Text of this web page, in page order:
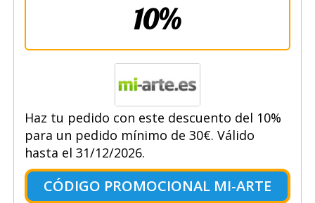
10%
Haz tu pedido con este descuento del 10%
para un pedido mínimo de 30€. Válido
hasta el 31/12/2026.
CÓDIGO PROMOCIONAL MI-ARTE